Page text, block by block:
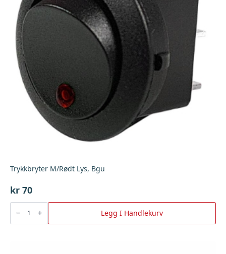
Trykkbryter M/Rødt Lys, Bgu
kr 70
Trykkbryter
M/Rødt
Lys,
Bgu
Legg I Handlekurv